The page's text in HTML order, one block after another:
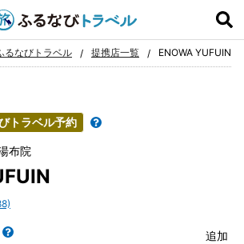
お気に入り
るなびトラベル 提携店一覧 ENOWA YUFUIN
トラベル予約
布院
追加